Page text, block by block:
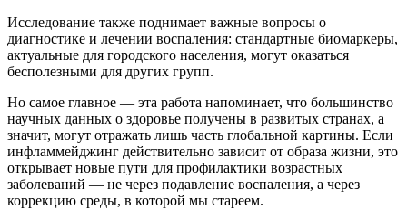
Исследование также поднимает важные вопросы о
диагностике и лечении воспаления: стандартные биомаркеры,
актуальные для городского населения, могут оказаться
бесполезными для других групп.
Но самое главное — эта работа напоминает, что большинство
научных данных о здоровье получены в развитых странах, а
значит, могут отражать лишь часть глобальной картины. Если
инфламмейджинг действительно зависит от образа жизни, это
открывает новые пути для профилактики возрастных
заболеваний — не через подавление воспаления, а через
коррекцию среды, в которой мы стареем.